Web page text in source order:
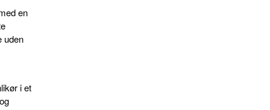
en
uden
i et